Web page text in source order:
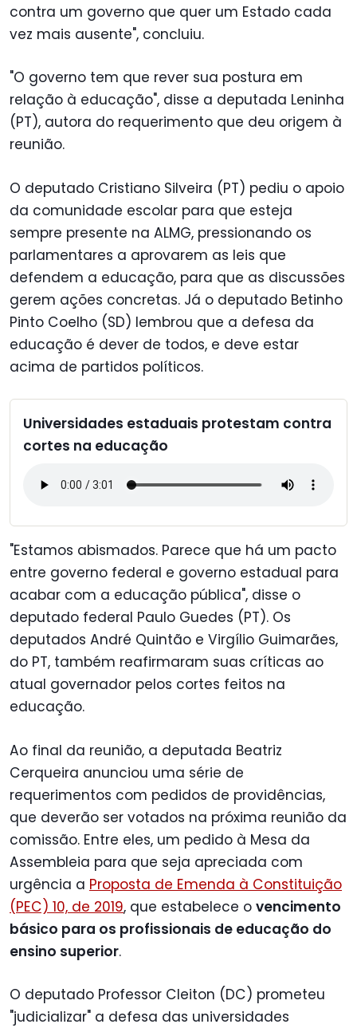
contra um governo que quer um Estado cada
vez mais ausente", concluiu.
"O governo tem que rever sua postura em
relação à educação", disse a deputada Leninha
(PT), autora do requerimento que deu origem à
reunião.
O deputado Cristiano Silveira (PT) pediu o apoio
da comunidade escolar para que esteja
sempre presente na ALMG, pressionando os
parlamentares a aprovarem as leis que
defendem a educação, para que as discussões
gerem ações concretas. Já o deputado Betinho
Pinto Coelho (SD) lembrou que a defesa da
educação é dever de todos, e deve estar
acima de partidos políticos.
Universidades estaduais protestam contra
cortes na educação
"Estamos abismados. Parece que há um pacto
entre governo federal e governo estadual para
acabar com a educação pública", disse o
deputado federal Paulo Guedes (PT). Os
deputados André Quintão e Virgílio Guimarães,
do PT, também reafirmaram suas críticas ao
atual governador pelos cortes feitos na
educação.
Ao final da reunião, a deputada Beatriz
Cerqueira anunciou uma série de
requerimentos com pedidos de providências,
que deverão ser votados na próxima reunião da
comissão. Entre eles, um pedido à Mesa da
Assembleia para que seja apreciada com
urgência a Proposta de Emenda à Constituição
(PEC) 10, de 2019, que estabelece o vencimento
básico para os profissionais de educação do
ensino superior.
O deputado Professor Cleiton (DC) prometeu
"judicializar" a defesa das universidades